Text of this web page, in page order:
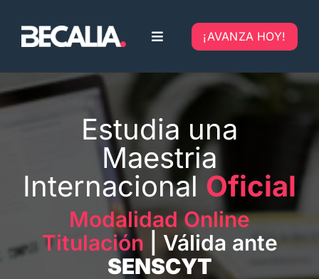
Toggle
Home
Blog
¡AVANZA HOY!
Estudia una
Maestria
Internacional Oficial
Modalidad Online
Titulación
| Válida ante
SENSCYT